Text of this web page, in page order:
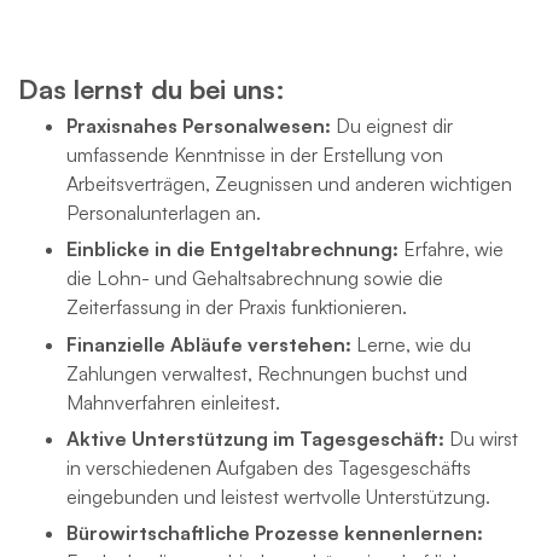
Das lernst du bei uns:
Praxisnahes Personalwesen: Du eignest dir
umfassende Kenntnisse in der Erstellung von
Arbeitsverträgen, Zeugnissen und anderen wichtigen
Personalunterlagen an.
Einblicke in die Entgeltabrechnung: Erfahre, wie
die Lohn- und Gehaltsabrechnung sowie die
Zeiterfassung in der Praxis funktionieren.
Finanzielle Abläufe verstehen: Lerne, wie du
Zahlungen verwaltest, Rechnungen buchst und
Mahnverfahren einleitest.
Aktive Unterstützung im Tagesgeschäft: Du wirst
in verschiedenen Aufgaben des Tagesgeschäfts
eingebunden und leistest wertvolle Unterstützung.
Bürowirtschaftliche Prozesse kennenlernen: